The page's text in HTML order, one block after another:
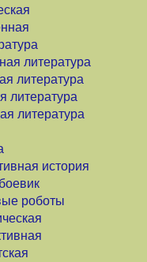
литература
литература
литература
литература
история
роботы